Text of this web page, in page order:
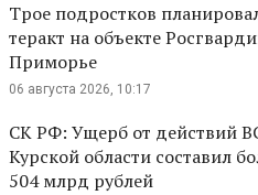
Трое подростков
теракт на объекте
Приморье
06 августа 2026, 10:17
СК РФ: Ущерб от действий
Курской области составил
504 млрд рублей